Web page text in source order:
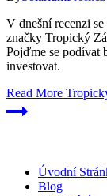
V dnešní recenzi
značky Tropický
Pojďme se podívat
investovat.
Read More
Úvodní
Blog